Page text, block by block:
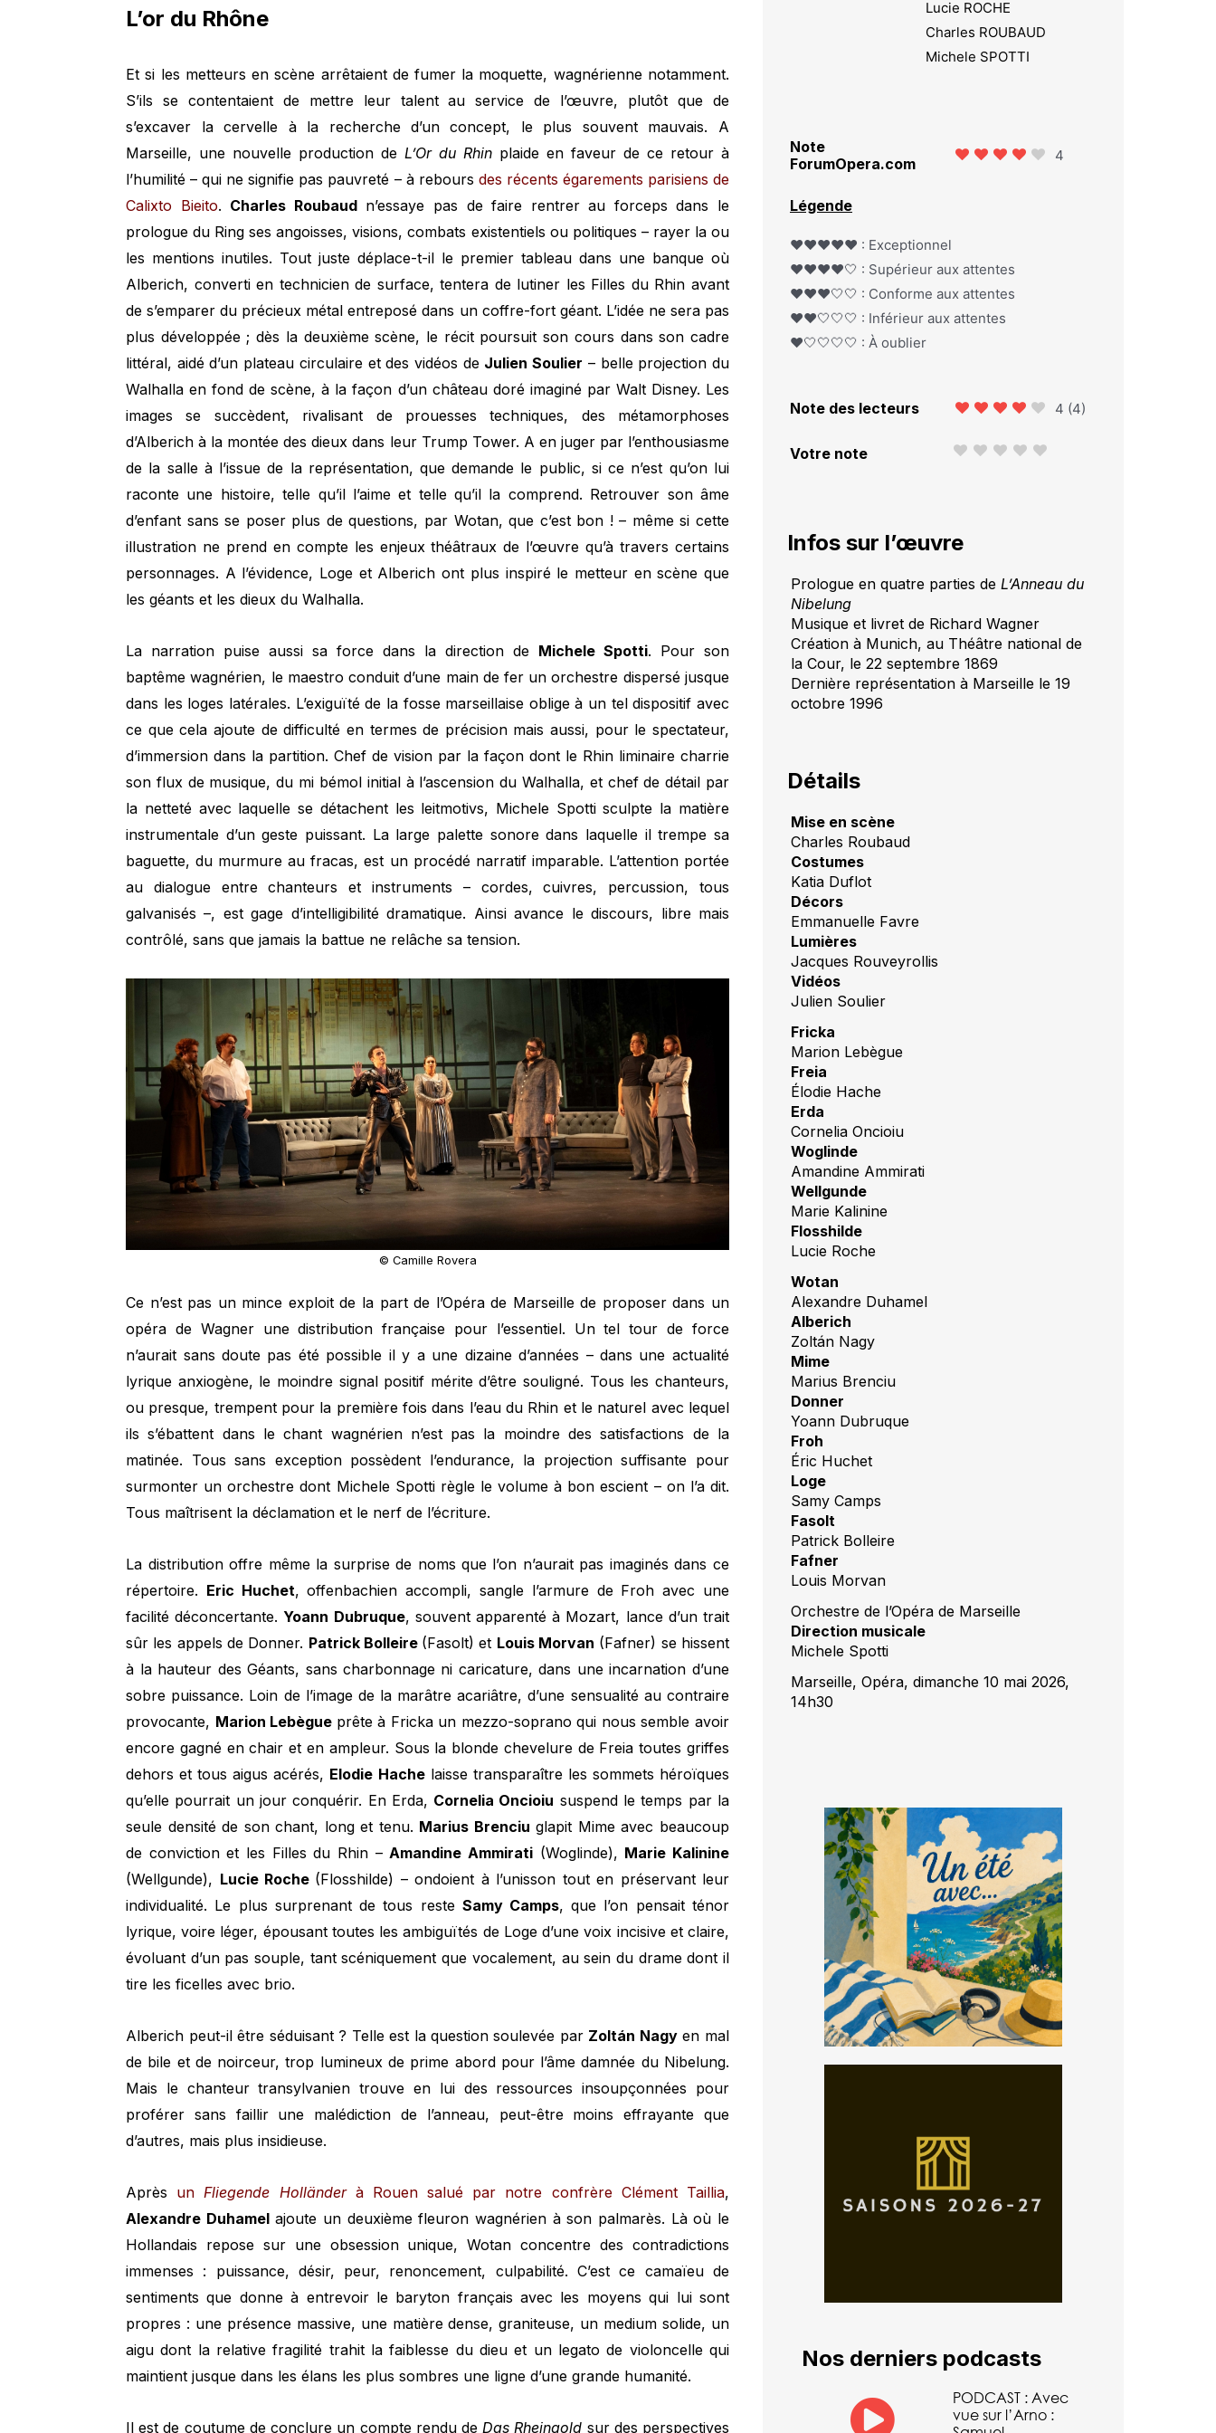
L’or du Rhône
Et si les metteurs en scène arrêtaient de fumer la moquette, wagnérienne notamment.
S’ils se contentaient de mettre leur talent au service de l’œuvre, plutôt que de
s’excaver la cervelle à la recherche d’un concept, le plus souvent mauvais. A
Marseille, une nouvelle production deL’Or du Rhin plaide en faveur de ce retour à
l’humilité – qui ne signifie pas pauvreté – à rebours des récents égarements parisiens de
Calixto Bieito. Charles Roubaudn’essaye pas de faire rentrer au forceps dans le
prologue du Ring ses angoisses, visions, combats existentiels ou politiques – rayer la ou
les mentions inutiles. Tout juste déplace-t-il le premier tableau dans une banque où
Alberich, converti en technicien de surface, tentera de lutiner les Filles du Rhin avant
de s’emparer du précieux métal entreposé dans un coffre-fort géant. L’idée ne sera pas
plus développée ; dès la deuxième scène, le récit poursuit son cours dans son cadre
littéral, aidé d’un plateau circulaire et des vidéos de Julien Soulier – belle projection du
Walhalla en fond de scène, à la façon d’un château doré imaginé par Walt Disney. Les
images se succèdent, rivalisant de prouesses techniques, des métamorphoses
d’Alberich à la montée des dieux dans leur Trump Tower. A en juger par l’enthousiasme
de la salle à l’issue de la représentation, que demande le public, si ce n’est qu’on lui
raconte une histoire, telle qu’il l’aime et telle qu’il la comprend. Retrouver son âme
d’enfant sans se poser plus de questions, par Wotan, que c’est bon ! – même si cette
illustration ne prend en compte les enjeux théâtraux de l’œuvre qu’à travers certains
personnages. A l’évidence, Loge et Alberich ont plus inspiré le metteur en scène que
les géants et les dieux du Walhalla.
La narration puise aussi sa force dans la direction de Michele Spotti. Pour son
baptême wagnérien, le maestro conduit d’une main de fer un orchestre dispersé jusque
dans les loges latérales. L’exiguïté de la fosse marseillaise oblige à un tel dispositif avec
ce que cela ajoute de difficulté en termes de précision mais aussi, pour le spectateur,
d’immersion dans la partition. Chef de vision par la façon dont le Rhin liminaire charrie
son flux de musique, du mi bémol initial à l’ascension du Walhalla, et chef de détail par
la netteté avec laquelle se détachent les leitmotivs, Michele Spotti sculpte la matière
instrumentale d’un geste puissant. La large palette sonore dans laquelle il trempe sa
baguette, du murmure au fracas, est un procédé narratif imparable. L’attention portée
au dialogue entre chanteurs et instruments – cordes, cuivres, percussion, tous
galvanisés –, est gage d’intelligibilité dramatique. Ainsi avance le discours, libre mais
contrôlé, sans que jamais la battue ne relâche sa tension.
© Camille Rovera
Ce n’est pas un mince exploit de la part de l’Opéra de Marseille de proposer dans un
opéra de Wagner une distribution française pour l’essentiel. Un tel tour de force
n’aurait sans doute pas été possible il y a une dizaine d’années – dans une actualité
lyrique anxiogène, le moindre signal positif mérite d’être souligné. Tous les chanteurs,
ou presque, trempent pour la première fois dans l’eau du Rhin et le naturel avec lequel
ils s’ébattent dans le chant wagnérien n’est pas la moindre des satisfactions de la
matinée. Tous sans exception possèdent l’endurance, la projection suffisante pour
surmonter un orchestre dont Michele Spotti règle le volume à bon escient – on l’a dit.
Tous maîtrisent la déclamation et le nerf de l’écriture.
La distribution offre même la surprise de noms que l’on n’aurait pas imaginés dans ce
répertoire. Eric Huchet, offenbachien accompli, sangle l’armure de Froh avec une
facilité déconcertante. Yoann Dubruque, souvent apparenté à Mozart, lance d’un trait
sûr les appels de Donner. Patrick Bolleire (Fasolt) et Louis Morvan (Fafner) se hissent
à la hauteur des Géants, sans charbonnage ni caricature, dans une incarnation d’une
sobre puissance. Loin de l’image de la marâtre acariâtre, d’une sensualité au contraire
provocante, Marion Lebègue prête à Fricka un mezzo-soprano qui nous semble avoir
encore gagné en chair et en ampleur. Sous la blonde chevelure de Freia toutes griffes
dehors et tous aigus acérés, Elodie Hachelaisse transparaître les sommets héroïques
qu’elle pourrait un jour conquérir. En Erda, Cornelia Oncioiu suspend le temps par la
seule densité de son chant, long et tenu. Marius Brenciu glapit Mime avec beaucoup
de conviction et les Filles du Rhin – Amandine Ammirati (Woglinde), Marie Kalinine
(Wellgunde), Lucie Roche (Flosshilde) – ondoient à l’unisson tout en préservant leur
individualité. Le plus surprenant de tous reste Samy Camps, que l’on pensait ténor
lyrique, voire léger, épousant toutes les ambiguïtés de Loge d’une voix incisive et claire,
évoluant d’un pas souple, tant scéniquement que vocalement, au sein du drame dont il
tire les ficelles avec brio.
Alberich peut-il être séduisant ? Telle est la question soulevée par Zoltán Nagyen mal
de bile et de noirceur, trop lumineux de prime abord pour l’âme damnée du Nibelung.
Mais le chanteur transylvanien trouve en lui des ressources insoupçonnées pour
proférer sans faillir une malédiction de l’anneau, peut-être moins effrayante que
d’autres, mais plus insidieuse.
Après un Fliegende Holländerà Rouen salué par notre confrère Clément Taillia,
Alexandre Duhamelajoute un deuxième fleuron wagnérien à son palmarès. Là où le
Hollandais repose sur une obsession unique, Wotan concentre des contradictions
immenses : puissance, désir, peur, renoncement, culpabilité. C’est ce camaïeu de
sentiments que donne à entrevoir le baryton français avec les moyens qui lui sont
propres : une présence massive, une matière dense, graniteuse, un medium solide, un
aigu dont la relative fragilité trahit la faiblesse du dieu et un legato de violoncelle qui
maintient jusque dans les élans les plus sombres une ligne d’une grande humanité.
Il est de coutume de conclure un compte rendu de Das Rheingold sur des perspectives
Lucie ROCHE
Charles ROUBAUD
Michele SPOTTI
Note
ForumOpera.com
4
Légende
❤️❤️❤️❤️❤️ : Exceptionnel
❤️❤️❤️❤️🤍 : Supérieur aux attentes
❤️❤️❤️🤍🤍 : Conforme aux attentes
❤️❤️🤍🤍🤍 : Inférieur aux attentes
❤️🤍🤍🤍🤍 : À oublier
Note des lecteurs 4 (4)
Votre note
Infos sur l’œuvre
Prologue en quatre parties de L’Anneau du
Nibelung
Musique et livret de Richard Wagner
Création à Munich, au Théâtre national de
la Cour, le 22 septembre 1869
Dernière représentation à Marseille le 19
octobre 1996
Détails
Mise en scène
Charles Roubaud
Costumes
Katia Duflot
Décors
Emmanuelle Favre
Lumières
Jacques Rouveyrollis
Vidéos
Julien Soulier
Fricka
Marion Lebègue
Freia
Élodie Hache
Erda
Cornelia Oncioiu
Woglinde
Amandine Ammirati
Wellgunde
Marie Kalinine
Flosshilde
Lucie Roche
Wotan
Alexandre Duhamel
Alberich
Zoltán Nagy
Mime
Marius Brenciu
Donner
Yoann Dubruque
Froh
Éric Huchet
Loge
Samy Camps
Fasolt
Patrick Bolleire
Fafner
Louis Morvan
Orchestre de l’Opéra de Marseille
Direction musicale
Michele Spotti
Marseille, Opéra, dimanche 10 mai 2026,
14h30
Nos derniers podcasts
PODCAST : Avec
vue sur l’Arno :